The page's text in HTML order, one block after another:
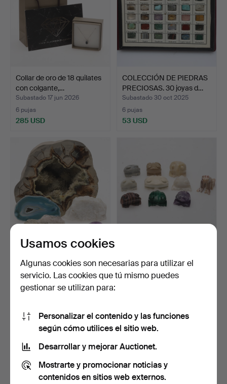
Collar de oro de 18 quilates
con colgante,…
Subastado 17 jun 2026
6 pujas
285 USD
COLECCIÓN DE PIEDRAS
PRECIOSAS. 30 joyas d…
Subastado 30 oct 2025
6 pujas
53 USD
5 PIEZAS DE PIEDRAS
PRECIOSAS, GEODA
«SEPT…
Subastado 7 jun 2025
2 pujas
27 USD
malaquita, amatista, oj…
Subastado 20 may 2025
2 pujas
Usamos cookies
Algunas cookies son necesarias para utilizar el
servicio. Las cookies que tú mismo puedes
gestionar se utilizan para:
Personalizar el contenido y las funciones
según cómo utilices el sitio web.
Desarrollar y mejorar Auctionet.
Mostrarte y promocionar noticias y
contenidos en sitios web externos.